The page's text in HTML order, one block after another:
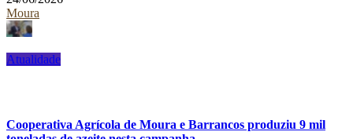
Moura
Atualidade
Cooperativa Agrícola de Moura e Barrancos produziu 9 mil